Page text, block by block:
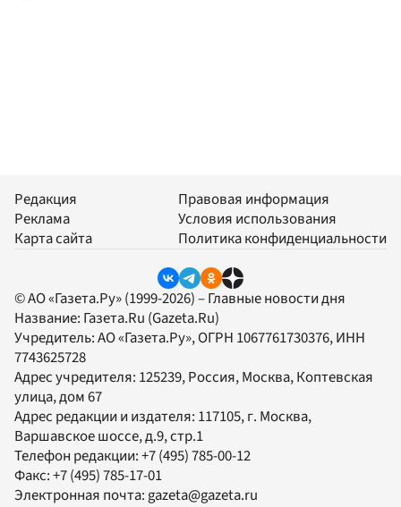
Редакция
Реклама
Карта сайта
Правовая информация
Условия использования
Политика конфиденциальности
© АО «Газета.Ру» (1999-2026) – Главные новости дня
Название: Газета.Ru (Gazeta.Ru)
Учредитель:АО «Газета.Ру», ОГРН 1067761730376, ИНН
7743625728
Адрес учредителя: 125239, Россия, Москва, Коптевская
улица, дом 67
Адрес редакции и издателя: 117105, г. Москва,
Варшавское шоссе, д.9, стр.1
Телефон редакции:+7 (495) 785-00-12
Факс:+7 (495) 785-17-01
Электронная почта: gazeta@gazeta.ru